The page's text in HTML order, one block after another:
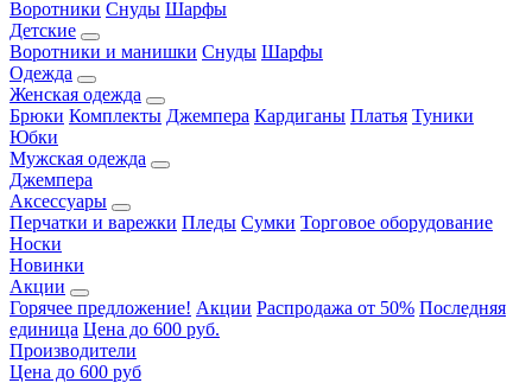
Воротники Снуды Шарфы
Детские
Воротники и манишки Снуды Шарфы
Одежда
Женская одежда
Брюки Комплекты Джемпера Кардиганы Платья Туники
Юбки
Мужская одежда
Джемпера
Аксессуары
Перчатки и варежки Пледы Сумки Торговое оборудование
Носки
Новинки
Акции
Горячее предложение! Акции Распродажа от 50% Последняя
единица Цена до 600 руб.
Производители
Цена до 600 руб